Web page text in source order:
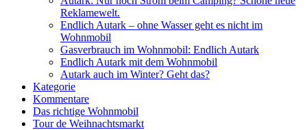
Reklamewelt.
Endlich Autark – ohne Wasser geht es nicht im
Wohnmobil
Gasverbrauch im Wohnmobil: Endlich Autark
Endlich Autark mit dem Wohnmobil
Autark auch im Winter? Geht das?
Kategorie
Kommentare
Das richtige Wohnmobil
Tour de Weihnachtsmarkt